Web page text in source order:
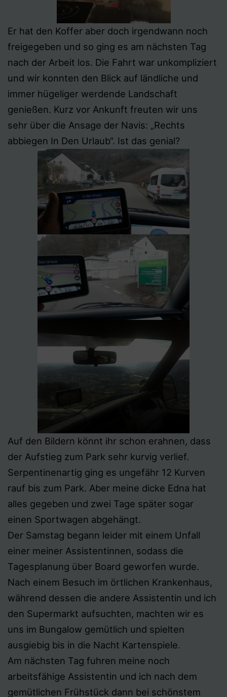
Er hat den Koffer aber doch irgendwann noch
freigegeben und so ging es am nächsten Tag
nach der Arbeit los. Die Fahrt war unkompliziert
und wir konnten den Blick auf ländliche und
immer hügeliger werdende Landschaft
genießen. Kurz vor Ankunft freuten wir uns
sehr über die Ansage der Navis: „Rechts
abbiegen In Den Urlaub“. Ist das genial?
Auf den Bildern könnt ihr schon erahnen, dass
der Aufstieg zum Park sehr kurvig verlief.
Serpentinenartig ging es ungefähr 12 Kurven
rauf bis zum Park. Aber meine dicke Edna hat
alles gegeben und zwei Tage später sogar
einen Sportwagen abgehängt.
Der Samstag begann leider mit einem Unfall
einer meiner Assistentinnen, sodass die
Tagesplanung über Board geworfen wurde.
Nach einem Besuch im örtlichen Krankenhaus,
während dessen die andere Assistentin und ich
den Supermarkt aufsuchten, machten wir es
uns im Bungalow gemütlich und spielten
ausgiebig bis in die Nacht Kartenspiele.
Am nächsten Tag fuhren meine noch
arbeitsfähige Assistentin und ich nach dem
gemütlichen Frühstück dann bei schönstem